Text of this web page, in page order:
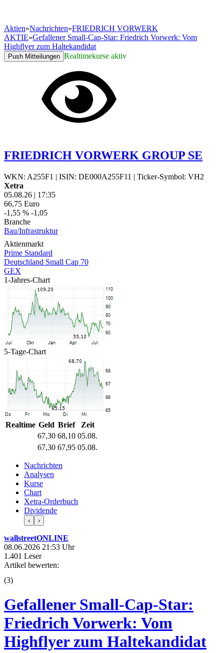
Aktien»Nachrichten»FRIEDRICH VORWERK
AKTIE»Gefallener Small-Cap-Star: Friedrich Vorwerk: Vom
Highflyer zum Haltekandidat
Push Mitteilungen Realtimekurse aktiv
FRIEDRICH VORWERK GROUP SE
WKN: A255F1 | ISIN: DE000A255F11 | Ticker-Symbol: VH2
Xetra
05.08.26 | 17:35
66,75 Euro
-1,55 % -1,05
Branche
Bau/Infrastruktur
Aktienmarkt
Prime Standard
Deutschland Small Cap 70
GEX
1-Jahres-Chart
5-Tage-Chart
Realtime Geld Brief
Zeit
67,30 68,10 05.08.
67,30 67,95 05.08.
Nachrichten
Analysen
Kurse
Chart
Xetra-Orderbuch
Dividende
‹ ›
wallstreetONLINE
08.06.2026 21:53 Uhr
1.401 Leser
Artikel bewerten:
(3)
Gefallener Small-Cap-Star:
Friedrich Vorwerk: Vom
Highflyer zum Haltekandidat